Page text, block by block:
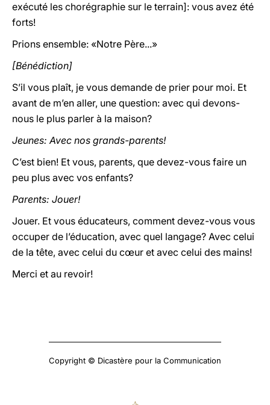
exécuté les chorégraphie sur le terrain]: vous avez été
forts!
Prions ensemble: «Notre Père...»
[Bénédiction]
S’il vous plaît, je vous demande de prier pour moi. Et
avant de m’en aller, une question: avec qui devons-
nous le plus parler à la maison?
Jeunes: Avec nos grands-parents!
C’est bien! Et vous, parents, que devez-vous faire un
peu plus avec vos enfants?
Parents: Jouer!
Jouer. Et vous éducateurs, comment devez-vous vous
occuper de l’éducation, avec quel langage? Avec celui
de la tête, avec celui du cœur et avec celui des mains!
Merci et au revoir!
Copyright © Dicastère pour la Communication